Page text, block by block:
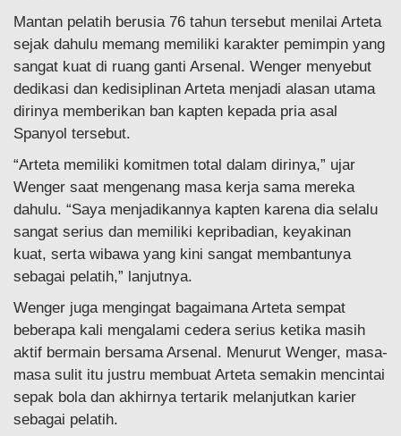
Mantan pelatih berusia 76 tahun tersebut menilai Arteta
sejak dahulu memang memiliki karakter pemimpin yang
sangat kuat di ruang ganti Arsenal. Wenger menyebut
dedikasi dan kedisiplinan Arteta menjadi alasan utama
dirinya memberikan ban kapten kepada pria asal
Spanyol tersebut.
“Arteta memiliki komitmen total dalam dirinya,” ujar
Wenger saat mengenang masa kerja sama mereka
dahulu. “Saya menjadikannya kapten karena dia selalu
sangat serius dan memiliki kepribadian, keyakinan
kuat, serta wibawa yang kini sangat membantunya
sebagai pelatih,” lanjutnya.
Wenger juga mengingat bagaimana Arteta sempat
beberapa kali mengalami cedera serius ketika masih
aktif bermain bersama Arsenal. Menurut Wenger, masa-
masa sulit itu justru membuat Arteta semakin mencintai
sepak bola dan akhirnya tertarik melanjutkan karier
sebagai pelatih.